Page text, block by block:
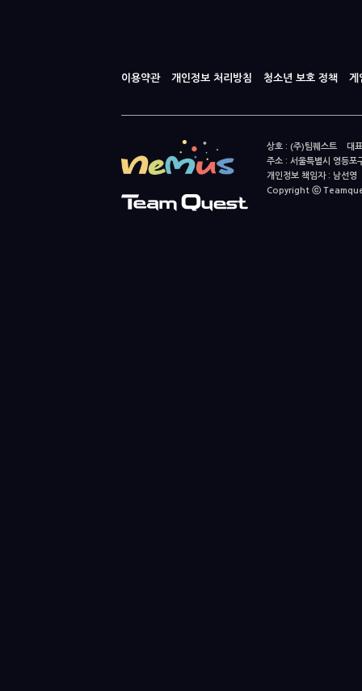
이용약관 개인정보 처리방침 청소년 보호 정책 게
상호 : (주)팀퀘스트 대
주소 : 서울특별시 영등
개인정보 책임자 : 남
Copyright ⓒ